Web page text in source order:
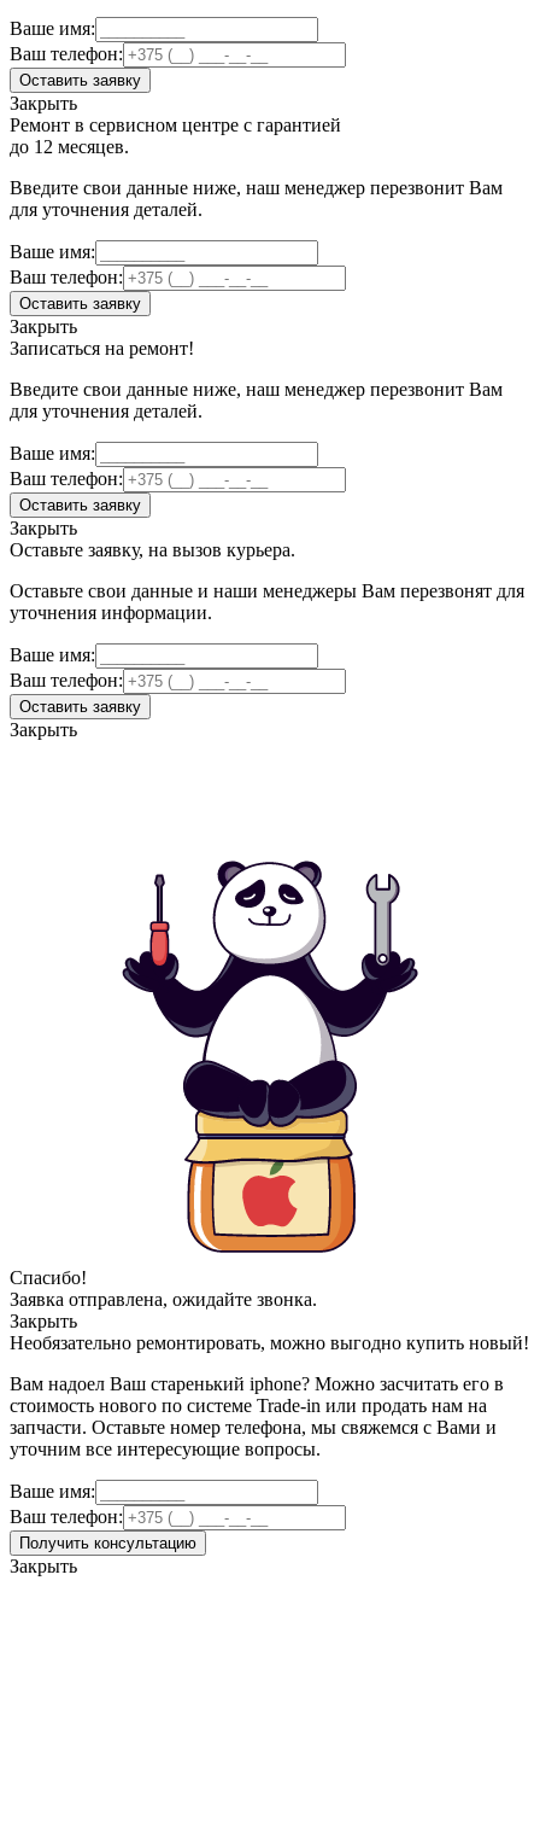
Ваше имя:
Ваш телефон:
Оставить заявку
Закрыть
Ремонт в сервисном центре с гарантией
до 12 месяцев.
Введите свои данные ниже, наш менеджер перезвонит Вам
для уточнения деталей.
Ваше имя:
Ваш телефон:
Оставить заявку
Закрыть
Записаться на ремонт!
Введите свои данные ниже, наш менеджер перезвонит Вам
для уточнения деталей.
Ваше имя:
Ваш телефон:
Оставить заявку
Закрыть
Оставьте заявку, на вызов курьера.
Оставьте свои данные и наши менеджеры Вам перезвонят для
уточнения информации.
Ваше имя:
Ваш телефон:
Оставить заявку
Закрыть
Спасибо!
Заявка отправлена, ожидайте звонка.
Закрыть
Необязательно ремонтировать, можно выгодно купить новый!
Вам надоел Ваш старенький iphone? Можно засчитать его в
стоимость нового по системе Trade-in или продать нам на
запчасти. Оставьте номер телефона, мы свяжемся с Вами и
уточним все интересующие вопросы.
Ваше имя:
Ваш телефон:
Получить консультацию
Закрыть